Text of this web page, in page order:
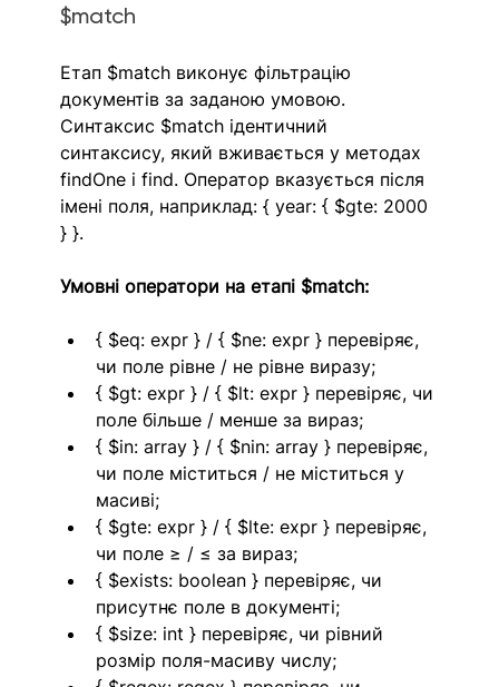
$match
Етап $match виконує фільтрацію
документів за заданою умовою.
Синтаксис $match ідентичний
синтаксису, який вживається у методах
findOne і find. Оператор вказується після
імені поля, наприклад: { year: { $gte: 2000
} }.
Умовні оператори на етапі $match:
{ $eq: expr } / { $ne: expr } перевіряє,
чи поле рівне / не рівне виразу;
{ $gt: expr } / { $lt: expr } перевіряє, чи
поле більше / менше за вираз;
{ $in: array } / { $nin: array } перевіряє,
чи поле міститься / не міститься у
масиві;
{ $gte: expr } / { $lte: expr } перевіряє,
чи поле ≥ / ≤ за вираз;
{ $exists: boolean } перевіряє, чи
присутнє поле в документі;
{ $size: int } перевіряє, чи рівний
розмір поля-масиву числу;